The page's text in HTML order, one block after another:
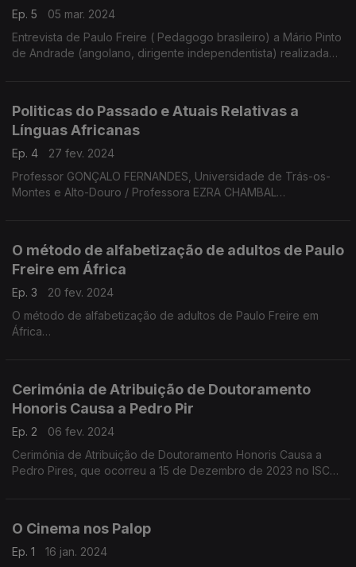
Ep. 5
05 mar. 2024
Entrevista de Paulo Freire ( Pedagogo brasileiro) a Mário Pinto
de Andrade (angolano, dirigente independentista) realizada
Politicas do Passado e Atuais Relativas a
Línguas Africanas
Ep. 4
27 fev. 2024
Professor GONÇALO FERNANDES, Universidade de Trás-os-
Montes e Alto-Douro / Professora EZRA CHAMBAL
Professora EZRA CHAMBAL NHAMPOCA, Universidade
Eduardo Mondlane
O método de alfabetização de adultos de Paulo
Freire em África
Ep. 3
20 fev. 2024
O método de alfabetização de adultos de Paulo Freire em
África
Edição Ângela Coutinho
Produção Cristina Manuel
Cerimónia de Atribuição de Doutoramento
Honoris Causa a Pedro Pir
Ep. 2
06 fev. 2024
Cerimónia de Atribuição de Doutoramento Honoris Causa a
Pedro Pires, que ocorreu a 15 de Dezembro de 2023 no ISCTE
O Cinema nos Palop
Ep. 1
16 jan. 2024